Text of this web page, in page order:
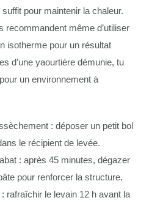
pour maintenir la chaleur.
recommandent même d’utiliser
isotherme pour un résultat
d’une yaourtière démunie, tu
un environnement à
: déposer un petit bol
le récipient de levée.
: après 45 minutes, dégazer
pour renforcer la structure.
rafraîchir le levain 12 h avant la